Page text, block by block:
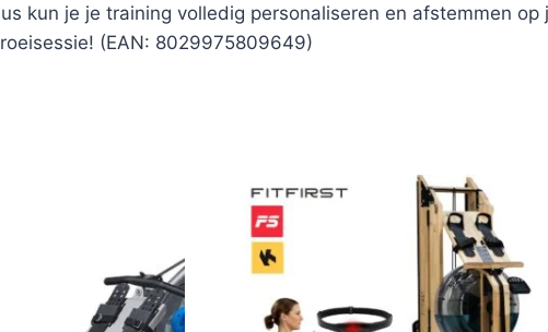
kun je je training volledig personaliseren en afstemmen
(EAN: 8029975809649)